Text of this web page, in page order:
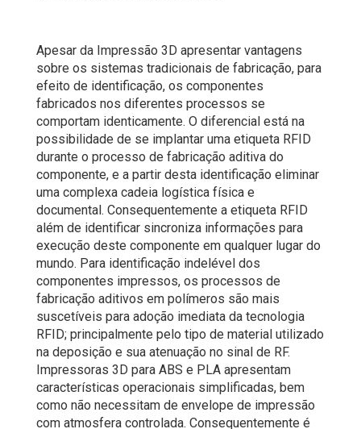
Apesar da Impressão 3D apresentar vantagens
sobre os sistemas tradicionais de fabricação, para
efeito de identificação, os componentes
fabricados nos diferentes processos se
comportam identicamente. O diferencial está na
possibilidade de se implantar uma etiqueta RFID
durante o processo de fabricação aditiva do
componente, e a partir desta identificação eliminar
uma complexa cadeia logística física e
documental. Consequentemente a etiqueta RFID
além de identificar sincroniza informações para
execução deste componente em qualquer lugar do
mundo. Para identificação indelével dos
componentes impressos, os processos de
fabricação aditivos em polímeros são mais
suscetíveis para adoção imediata da tecnologia
RFID; principalmente pelo tipo de material utilizado
na deposição e sua atenuação no sinal de RF.
Impressoras 3D para ABS e PLA apresentam
características operacionais simplificadas, bem
como não necessitam de envelope de impressão
com atmosfera controlada. Consequentemente é